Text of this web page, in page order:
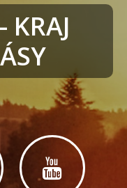
KRAJ